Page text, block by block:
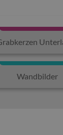
Wandbilder